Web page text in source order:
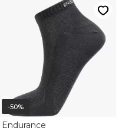
-50%
Endurance